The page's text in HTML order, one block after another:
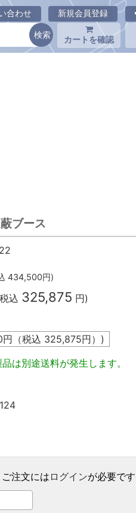
合わせ 新規会員登録
カートを確認
ブース
434,500円)
込 325,875 円)
円（税込 325,875円）)
は別途送料が発生します。
注文には ログインが必要です